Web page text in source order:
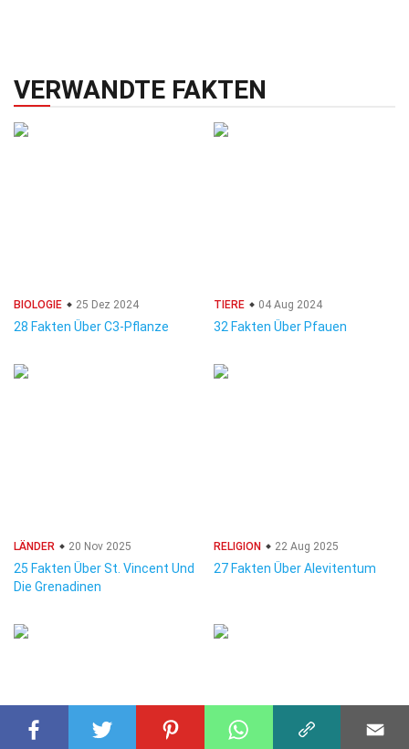
VERWANDTE FAKTEN
BIOLOGIE 25 Dez 2024
28 Fakten Über C3-Pflanze
TIERE 04 Aug 2024
32 Fakten Über Pfauen
LÄNDER 20 Nov 2025
25 Fakten Über St. Vincent Und
Die Grenadinen
RELIGION 22 Aug 2025
27 Fakten Über Alevitentum